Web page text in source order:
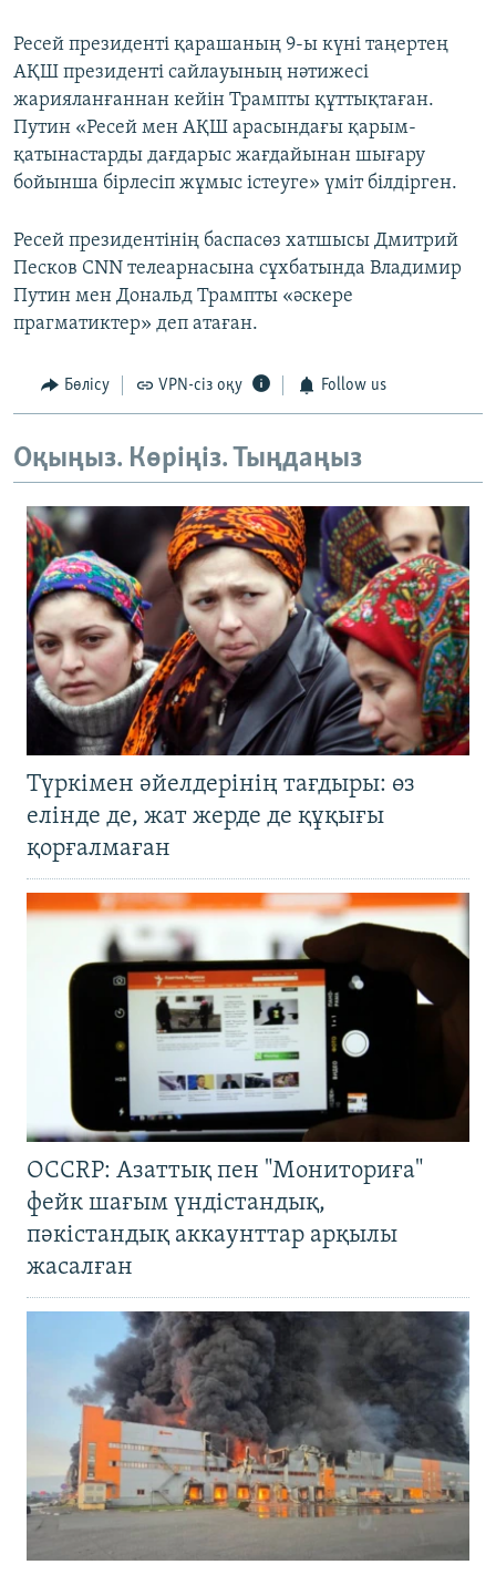
Ресей президенті қарашаның 9-ы күні таңертең
АҚШ президенті сайлауының нәтижесі
жарияланғаннан кейін Трампты құттықтаған.
Путин «Ресей мен АҚШ арасындағы қарым-
қатынастарды дағдарыс жағдайынан шығару
бойынша бірлесіп жұмыс істеуге» үміт білдірген.
Ресей президентінің баспасөз хатшысы Дмитрий
Песков CNN телеарнасына сұхбатында Владимир
Путин мен Дональд Трампты «әскере
прагматиктер» деп атаған.
Бөлісу VPN-сіз оқу Follow us
Оқыңыз. Көріңіз. Тыңдаңыз
Түркімен әйелдерінің тағдыры: өз
елінде де, жат жерде де құқығы
қорғалмаған
OCCRP: Азаттық пен "Мониториға"
фейк шағым үндістандық,
пәкістандық аккаунттар арқылы
жасалған